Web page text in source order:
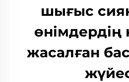
шығыс
өнімдердің
жасалған